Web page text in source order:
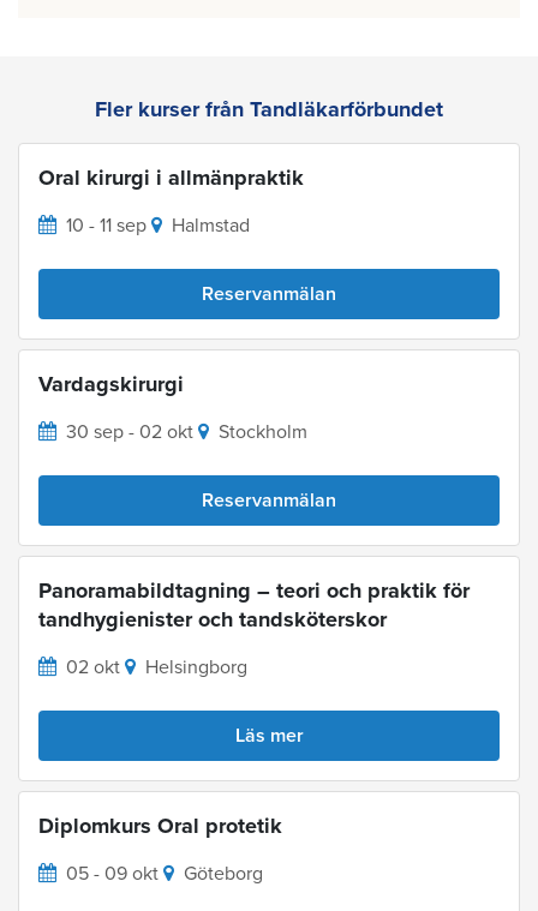
Fler kurser från Tandläkarförbundet
Oral kirurgi i allmänpraktik
10 - 11 sep Halmstad
Reservanmälan
Vardagskirurgi
30 sep - 02 okt Stockholm
Reservanmälan
Panoramabildtagning – teori och praktik för
tandhygienister och tandsköterskor
02 okt Helsingborg
Läs mer
Diplomkurs Oral protetik
05 - 09 okt Göteborg